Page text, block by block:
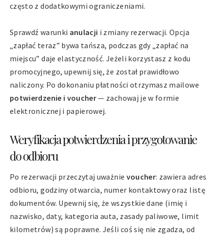
często z dodatkowymi ograniczeniami.
Sprawdź warunki anulacji i zmiany rezerwacji. Opcja
„zapłać teraz” bywa tańsza, podczas gdy „zapłać na
miejscu” daje elastyczność. Jeżeli korzystasz z kodu
promocyjnego, upewnij się, że został prawidłowo
naliczony. Po dokonaniu płatności otrzymasz mailowe
potwierdzenie i voucher— zachowaj je w formie
elektronicznej i papierowej.
Weryfikacja potwierdzenia i przygotowanie
do odbioru
Po rezerwacji przeczytaj uważnie voucher: zawiera adres
odbioru, godziny otwarcia, numer kontaktowy oraz listę
dokumentów. Upewnij się, że wszystkie dane (imię i
nazwisko, daty, kategoria auta, zasady paliwowe, limit
kilometrów) są poprawne. Jeśli coś się nie zgadza, od